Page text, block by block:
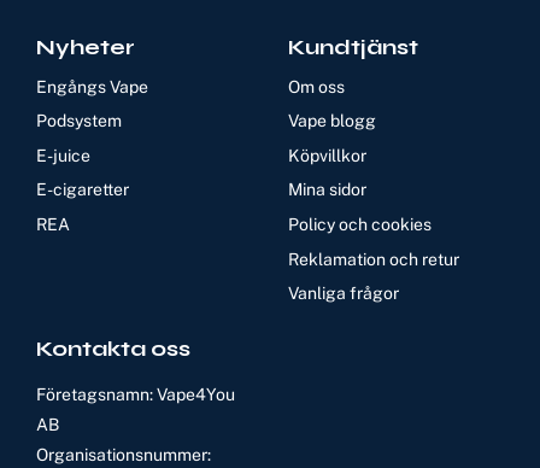
Nyheter
Engångs Vape
Podsystem
E-juice
E-cigaretter
REA
Kundtjänst
Om oss
Vape blogg
Köpvillkor
Mina sidor
Policy och cookies
Reklamation och retur
Vanliga frågor
Kontakta oss
Företagsnamn: Vape4You
AB
Organisationsnummer: